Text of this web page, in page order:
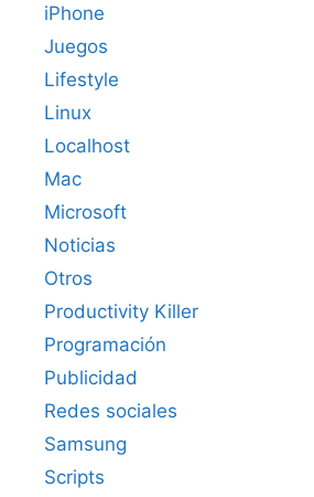
iPhone
Juegos
Lifestyle
Linux
Localhost
Mac
Microsoft
Noticias
Otros
Productivity Killer
Programación
Publicidad
Redes sociales
Samsung
Scripts